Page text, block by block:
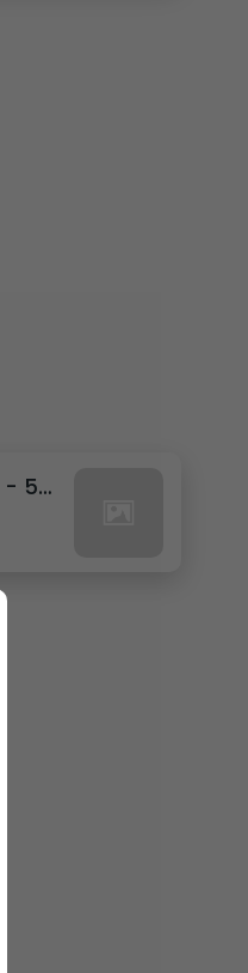
21. ЛИМОНАДА AQUA 12бр. - 500мл